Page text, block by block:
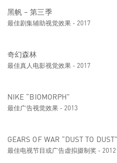
黑帆 – 第三季
最佳剧集辅助视觉效果 - 2017
奇幻森林
最佳真人电影视觉效果 - 2017
NIKE “BIOMORPH”
最佳广告视觉效果 - 2013
GEARS OF WAR “DUST TO DUST”
最佳电视节目或广告虚拟摄制奖 - 2012